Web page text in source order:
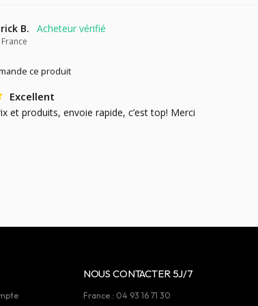
B.
France
ce produit
Excellent
et produits, envoie rapide, c’est top! Merci
NOUS CONTACTER 5J/7
France : 04 93 16 71 30